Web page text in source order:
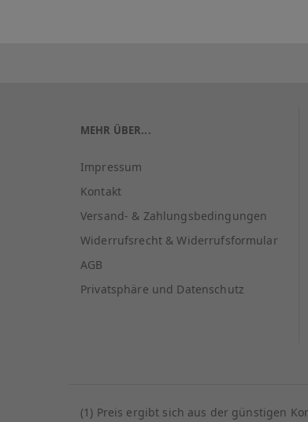
MEHR ÜBER...
Impressum
Kontakt
Versand- & Zahlungsbedingungen
Widerrufsrecht & Widerrufsformular
AGB
Privatsphäre und Datenschutz
(1) Preis ergibt sich aus der günstigen